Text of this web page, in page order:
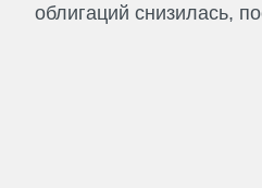
облигаций снизилась,